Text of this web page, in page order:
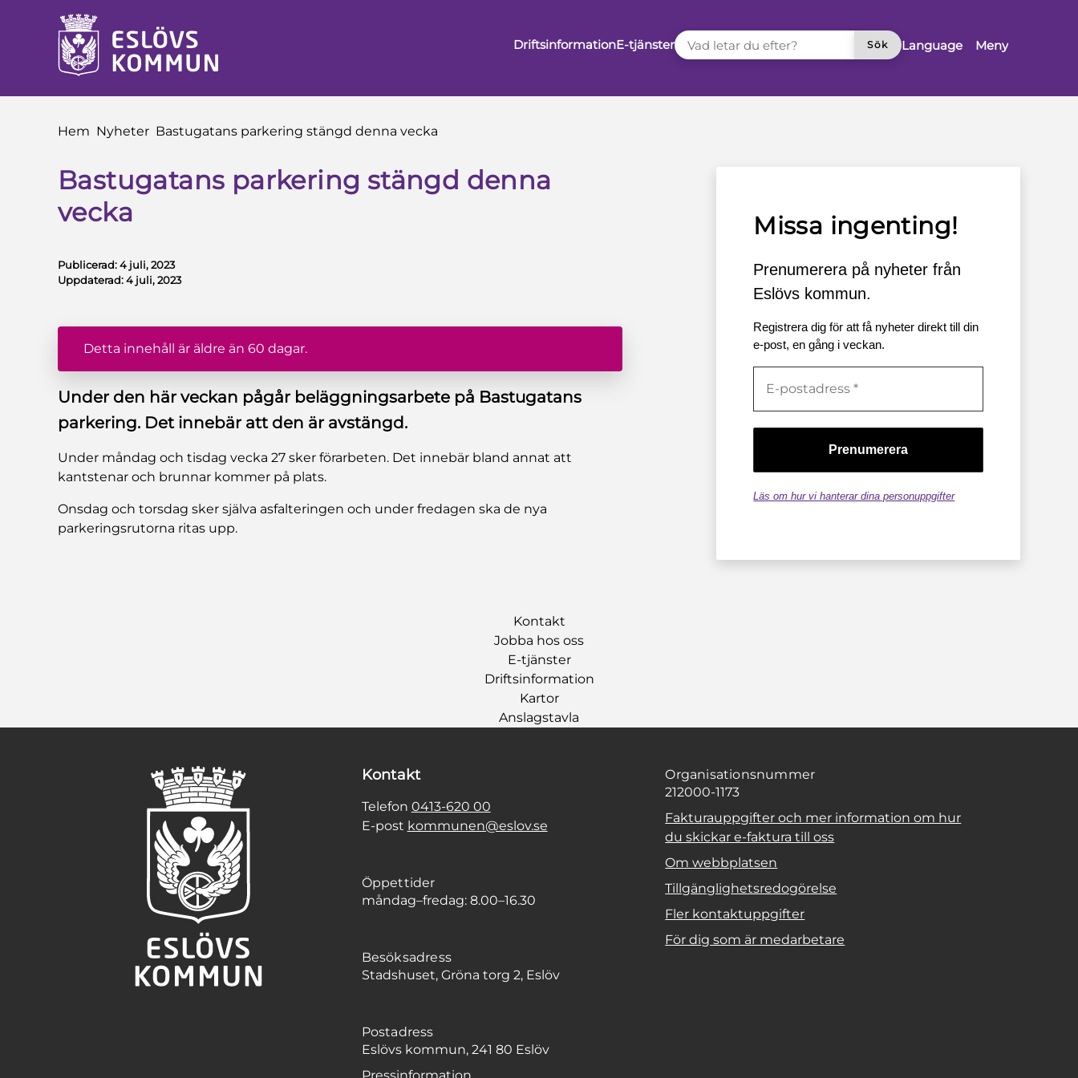
till innehåll
DriftsinformationE-tjänster
VAD LETAR DU EFTER?
Sök
Language Meny
Du är här:
Hem Nyheter Bastugatans parkering stängd denna vecka
Bastugatans parkering stängd denna
vecka
Publicerad:4 juli, 2023
Uppdaterad:4 juli, 2023
Detta innehåll är äldre än 60 dagar.
Under den här veckan pågår beläggningsarbete på Bastugatans
parkering. Det innebär att den är avstängd.
Under måndag och tisdag vecka 27 sker förarbeten. Det innebär bland annat att
kantstenar och brunnar kommer på plats.
Onsdag och torsdag sker själva asfalteringen och under fredagen ska de nya
parkeringsrutorna ritas upp.
Missa ingenting!
Prenumerera på nyheter från
Eslövs kommun.
Registrera dig för att få nyheter direkt till din
e-post, en gång i veckan.
Läs om hur vi hanterar dina personuppgifter
Kontakt
Jobba hos oss
E-tjänster
Driftsinformation
Kartor
Anslagstavla
Kontakt
Telefon 0413-620 00
E-post kommunen@eslov.se
Öppettider
måndag–fredag: 8.00–16.30
Besöksadress
Stadshuset, Gröna torg 2, Eslöv
Postadress
Eslövs kommun, 241 80 Eslöv
Organisationsnummer
212000-1173
Fakturauppgifter och mer information om hur
du skickar e-faktura till oss
Om webbplatsen
Tillgänglighetsredogörelse
Fler kontaktuppgifter
För dig som är medarbetare